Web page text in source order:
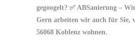
gegoogelt? ✅ ABSanierung –
Gern arbeiten wir auch für Sie,
56068 Koblenz wohnen.